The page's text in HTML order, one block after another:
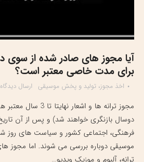
آیا مجوز های صادر شده از سوی
برای مدت خاصی معتبر است؟
اخذ مجوز، تولید و پخش موسیقی ارسال دیدگاه
مجوز ترانه ها و اشعار
دوسال بازنگری خواهند شد) و پس از آن
فرهنگی، اجتماعی کشور و سیاست های روز
موسیقی دوباره بررسی می شوند. اما مجوز
ترانه، آلبوم و موزیک ویدیو…